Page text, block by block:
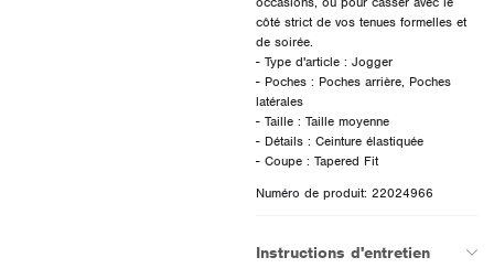
côté strict de vos tenues formelles et
de soirée.
- Type d'article : Jogger
- Poches : Poches arrière, Poches
latérales
- Taille : Taille moyenne
- Détails : Ceinture élastiquée
- Coupe : Tapered Fit
Numéro de produit: 22024966
Instructions d'entretien